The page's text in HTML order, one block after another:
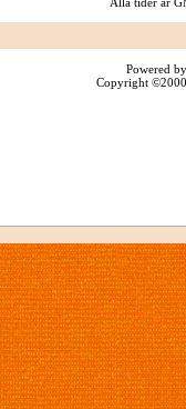
Powered
Copyright